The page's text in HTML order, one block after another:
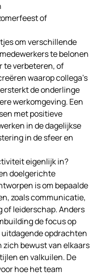
of
om verschillende
te belonen
te verbeteren, of
waarop collega’s
de onderlinge
werkomgeving. Een
met positieve
in de dagelijkse
in de sfeer en
eigenlijk in?
doelgerichte
is om bepaalde
zoals communicatie,
leiderschap. Anders
de focus op
uitdagende opdrachten
zich bewust van elkaars
en valkuilen. De
hoe het team